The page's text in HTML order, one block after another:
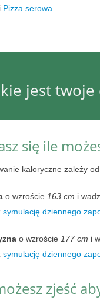
Pizza serowa
jest
się ile
kaloryczne zależy
o wzroście 163 cm i
symulację dziennego
o wzroście 177 cm i
symulację dziennego
zjeść